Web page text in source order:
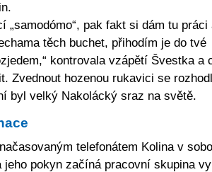
„samodómo“, pak fakt si dám tu práci
těch buchet, přihodím je do tvé
kontrovala vzápětí Švestka a
Zvednout hozenou rukavici se
byl velký Nakolácký sraz na světě.
telefonátem Kolina v
jeho pokyn začíná pracovní skupina